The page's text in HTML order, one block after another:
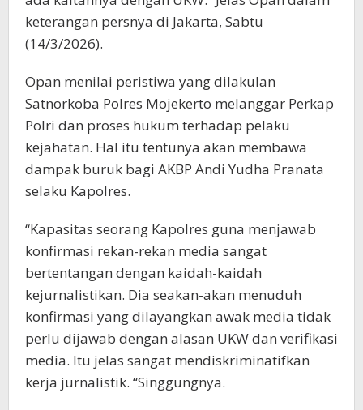
keterangan persnya di Jakarta, Sabtu
(14/3/2026).
Opan menilai peristiwa yang dilakulan
Satnorkoba Polres Mojekerto melanggar Perkap
Polri dan proses hukum terhadap pelaku
kejahatan. Hal itu tentunya akan membawa
dampak buruk bagi AKBP Andi Yudha Pranata
selaku Kapolres.
“Kapasitas seorang Kapolres guna menjawab
konfirmasi rekan-rekan media sangat
bertentangan dengan kaidah-kaidah
kejurnalistikan. Dia seakan-akan menuduh
konfirmasi yang dilayangkan awak media tidak
perlu dijawab dengan alasan UKW dan verifikasi
media. Itu jelas sangat mendiskriminatifkan
kerja jurnalistik. “Singgungnya.